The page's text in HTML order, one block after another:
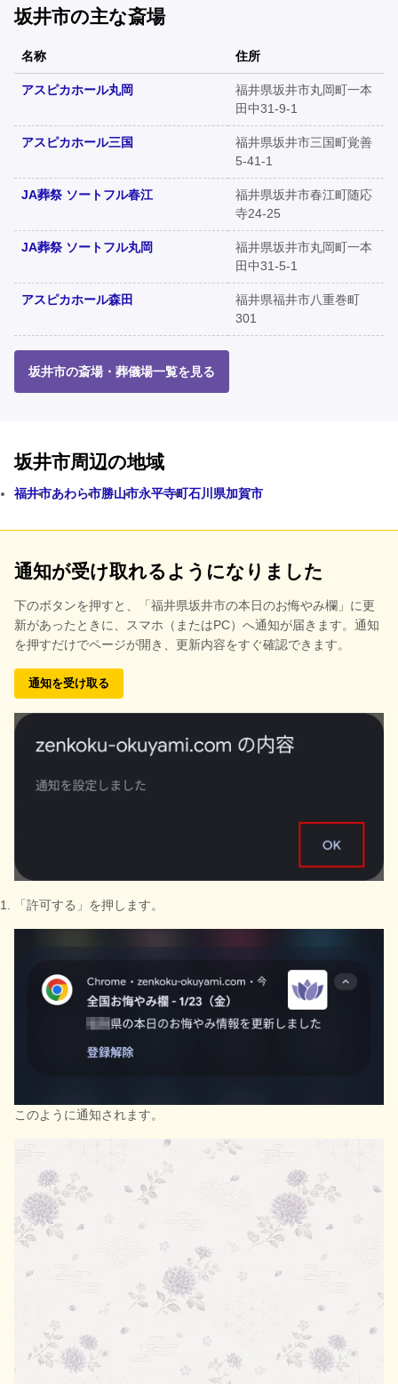
坂井市の主な斎場
名称 住所
アスピカホール丸岡
福井県坂井市丸岡町一本
田中31-9-1
アスピカホール三国
福井県坂井市三国町覚善
5-41-1
JA葬祭 ソートフル春江
福井県坂井市春江町随応
寺24-25
JA葬祭 ソートフル丸岡
福井県坂井市丸岡町一本
田中31-5-1
アスピカホール森田
福井県福井市八重巻町
301
坂井市の斎場・葬儀場一覧を見る
坂井市周辺の地域
福井市あわら市勝山市永平寺町石川県加賀市
通知が受け取れるようになりました
下のボタンを押すと、
「福井県坂井市の本日のお悔やみ欄」に更
新があったときに、スマホ（またはPC）へ通知が届きます。通知
を押すだけでページが開き、更新内容をすぐ確認できます。
通知を受け取る
「許可する」を押します。
このように通知されます。